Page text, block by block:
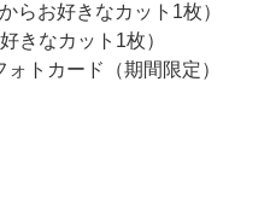
らお好きなカット1枚）
きなカット1枚）
トカード（期間限定）